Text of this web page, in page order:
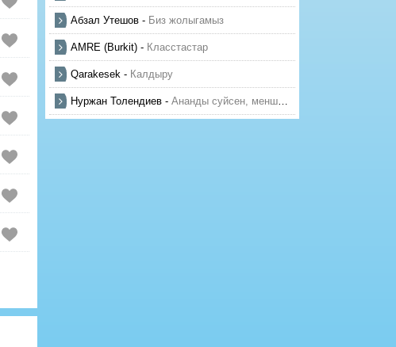
Абзал Утешов - Биз жолыгамыз
AMRE (Burkit) - Класстастар
Qarakesek - Калдыру
Нуржан Толендиев - Ананды суйсен, менше суй